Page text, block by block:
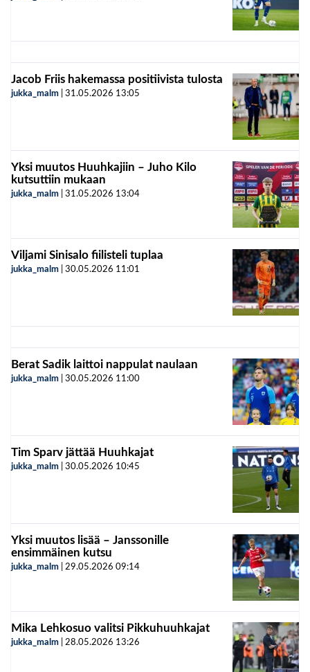
Jacob Friis hakemassa positiivista tulosta
jukka_malm 31.05.2026 13:05
Yksi muutos Huuhkajiin – Juho Kilo
kutsuttiin mukaan
jukka_malm 31.05.2026 13:04
Viljami Sinisalo fiilisteli tuplaa
jukka_malm 30.05.2026 11:01
Berat Sadik laittoi nappulat naulaan
jukka_malm 30.05.2026 11:00
Tim Sparv jättää Huuhkajat
jukka_malm 30.05.2026 10:45
Yksi muutos lisää – Janssonille
ensimmäinen kutsu
jukka_malm 29.05.2026 09:14
Mika Lehkosuo valitsi Pikkuhuuhkajat
jukka_malm 28.05.2026 13:26